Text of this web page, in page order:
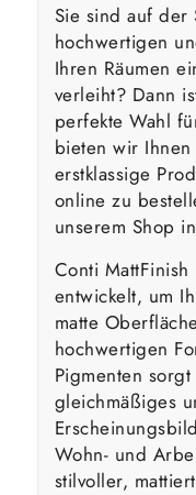
Sie sind auf der
hochwertigen
Ihren Räumen
verleiht? Dann
perfekte Wahl
bieten wir
erstklassige
online zu
unserem Shop
Conti
entwickelt, um
matte
hochwertigen
Pigmenten
gleichmäßiges
Wohn- und
stilvoller,